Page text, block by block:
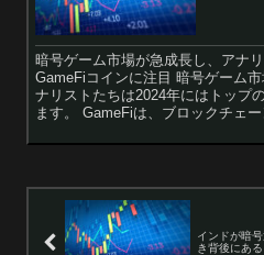
暗号ゲーム市場が急成長し、アナ
GameFiコインに注目 暗号ゲーム
ナリストたちは2024年にはトップ
ます。 GameFiは、ブロックチェ
インドが暗
き背後にある